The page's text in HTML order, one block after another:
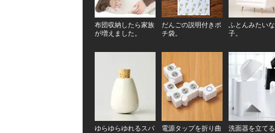
布団収納したら家族
が増えました。
だんごの説明付きポ
チ袋。
ふとんみたい
子。
ゆらゆらゆれるスパ 電源タップを折り曲 洗面器を立て